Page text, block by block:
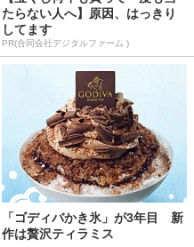
たらない人へ】原因、はっきり
してます
PR(合同会社デジタルファーム )
「ゴディバかき氷」が3年目 新
作は贅沢ティラミス